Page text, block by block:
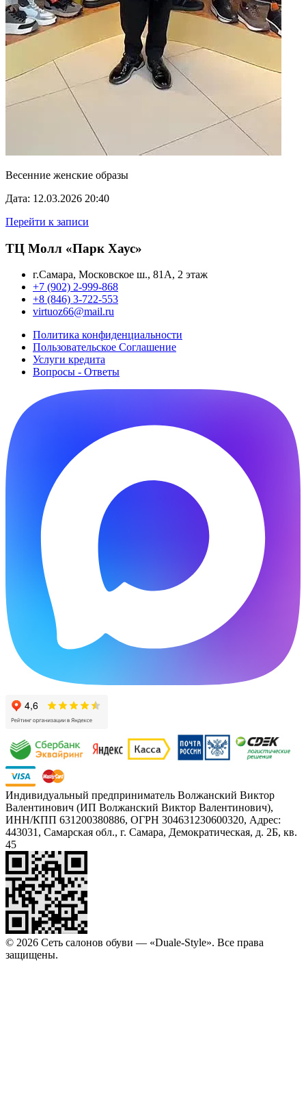
Весенние женские образы
Дата: 12.03.2026 20:40
Перейти к записи
ТЦ Молл «Парк Хаус»
г.Самара, Московское ш., 81А, 2 этаж
+7 (902) 2-999-868
+8 (846) 3-722-553
virtuoz66@mail.ru
Политика конфиденциальности
Пользовательское Cоглашение
Услуги кредита
Вопросы - Ответы
Индивидуальный предприниматель Волжанский Виктор
Валентинович (ИП Волжанский Виктор Валентинович),
ИНН/КПП 631200380886, ОГРН 304631230600320, Адрес:
443031, Самарская обл., г. Самара, Демократическая, д. 2Б, кв.
45
© 2026 Сеть салонов обуви — «Duale-Style». Все права
защищены.